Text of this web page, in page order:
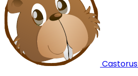
Castorus